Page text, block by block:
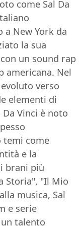
come Sal Da
New York da
la sua
un sound rap
americana. Nel
verso
elementi di
Vinci è noto
temi come
e la
brani più
Storia", "Il Mio
musica, Sal
e serie
talento